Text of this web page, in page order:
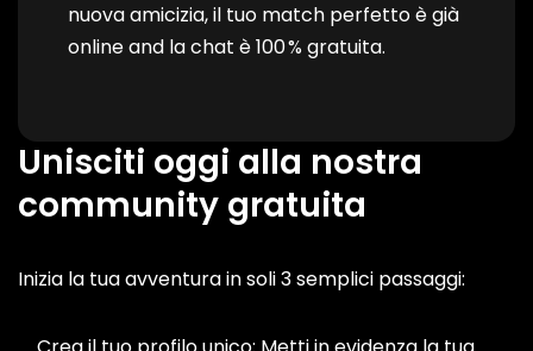
nuova amicizia, il tuo match perfetto è già
online and la chat è 100 % gratuita.
Unisciti oggi alla nostra
community gratuita
Inizia la tua avventura in soli 3 semplici passaggi: